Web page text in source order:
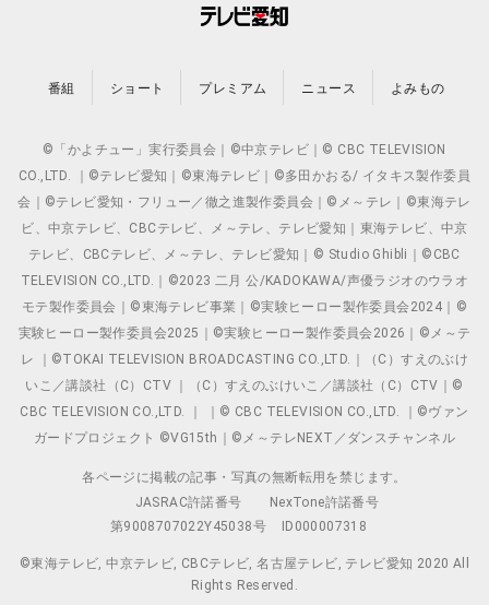
番組 ショート プレミアム ニュース よみもの
©「かよチュー」実行委員会｜©中京テレビ｜© CBC TELEVISION
CO.,LTD. ｜©テレビ愛知｜©東海テレビ｜©多田かおる/ イタキス製作委員
会｜©テレビ愛知・フリュー／徹之進製作委員会｜©メ～テレ｜©東海テレ
ビ、中京テレビ、CBCテレビ、メ～テレ、テレビ愛知｜東海テレビ、中京
テレビ、CBCテレビ、メ～テレ、テレビ愛知｜© Studio Ghibli｜©CBC
TELEVISION CO.,LTD.｜©2023 二月 公/KADOKAWA/声優ラジオのウラオ
モテ製作委員会｜©東海テレビ事業｜©実験ヒーロー製作委員会2024｜©
実験ヒーロー製作委員会2025｜©実験ヒーロー製作委員会2026｜©メ～テ
レ ｜©TOKAI TELEVISION BROADCASTING CO.,LTD.｜（C）すえのぶけ
いこ／講談社（C）CTV ｜（C）すえのぶけいこ／講談社（C）CTV｜©
CBC TELEVISION CO.,LTD. ｜ ｜© CBC TELEVISION CO.,LTD. ｜©ヴァン
ガードプロジェクト ©VG15th｜©メ～テレNEXT／ダンスチャンネル
各ページに掲載の記事・写真の無断転用を禁じます。
JASRAC許諾番号
NexTone許諾番号
第9008707022Y45038号
ID000007318
©東海テレビ, 中京テレビ, CBCテレビ, 名古屋テレビ, テレビ愛知 2020 All
Rights Reserved.